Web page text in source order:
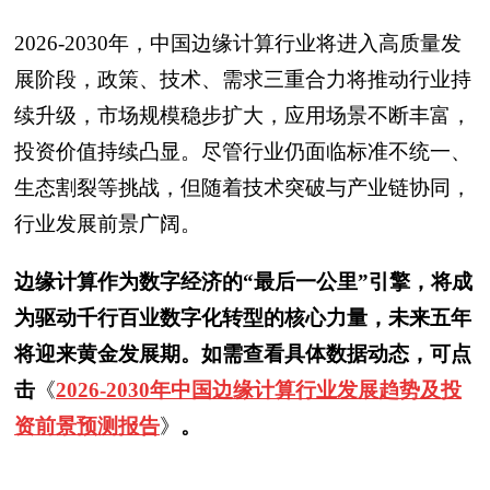
2026-2030年，中国边缘计算行业将进入高质量发
展阶段，政策、技术、需求三重合力将推动行业持
续升级，市场规模稳步扩大，应用场景不断丰富，
投资价值持续凸显。尽管行业仍面临标准不统一、
生态割裂等挑战，但随着技术突破与产业链协同，
行业发展前景广阔。
边缘计算作为数字经济的“最后一公里”引擎，将成
为驱动千行百业数字化转型的核心力量，未来五年
将迎来黄金发展期。如需查看具体数据动态，可点
击 《2026-2030年中国边缘计算行业发展趋势及投
资前景预测报告》 。